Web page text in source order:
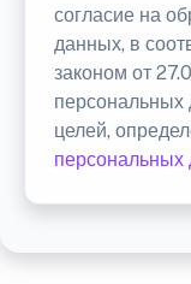
согласие на
данных, в
законом от
персональных
целей,
персональных